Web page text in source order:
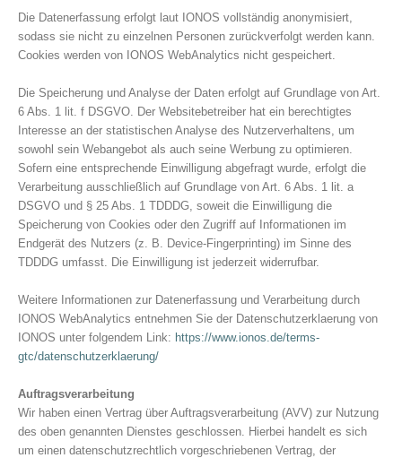
Die Datenerfassung erfolgt laut IONOS vollständig anonymisiert,
sodass sie nicht zu einzelnen Personen zurückverfolgt werden kann.
Cookies werden von IONOS WebAnalytics nicht gespeichert.
Die Speicherung und Analyse der Daten erfolgt auf Grundlage von Art.
6 Abs. 1 lit. f DSGVO. Der Websitebetreiber hat ein berechtigtes
Interesse an der statistischen Analyse des Nutzerverhaltens, um
sowohl sein Webangebot als auch seine Werbung zu optimieren.
Sofern eine entsprechende Einwilligung abgefragt wurde, erfolgt die
Verarbeitung ausschließlich auf Grundlage von Art. 6 Abs. 1 lit. a
DSGVO und § 25 Abs. 1 TDDDG, soweit die Einwilligung die
Speicherung von Cookies oder den Zugriff auf Informationen im
Endgerät des Nutzers (z. B. Device-Fingerprinting) im Sinne des
TDDDG umfasst. Die Einwilligung ist jederzeit widerrufbar.
Weitere Informationen zur Datenerfassung und Verarbeitung durch
IONOS WebAnalytics entnehmen Sie der Datenschutzerklaerung von
IONOS unter folgendem Link: https://www.ionos.de/terms-
gtc/datenschutzerklaerung/
Auftragsverarbeitung
Wir haben einen Vertrag über Auftragsverarbeitung (AVV) zur Nutzung
des oben genannten Dienstes geschlossen. Hierbei handelt es sich
um einen datenschutzrechtlich vorgeschriebenen Vertrag, der